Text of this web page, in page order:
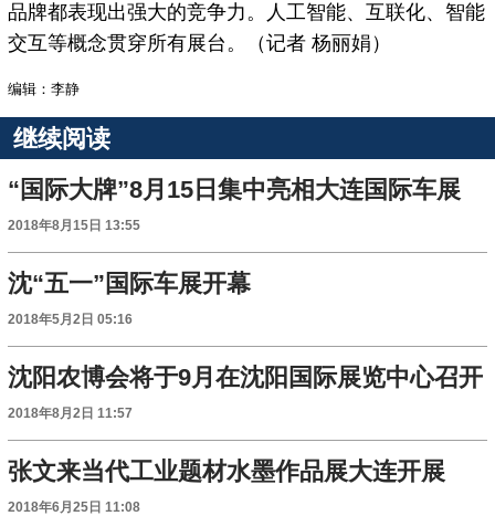
品牌都表现出强大的竞争力。人工智能、互联化、智能
交互等概念贯穿所有展台。（记者 杨丽娟）
编辑：李静
继续阅读
“国际大牌”8月15日集中亮相大连国际车展
2018年8月15日 13:55
沈“五一”国际车展开幕
2018年5月2日 05:16
沈阳农博会将于9月在沈阳国际展览中心召开
2018年8月2日 11:57
张文来当代工业题材水墨作品展大连开展
2018年6月25日 11:08